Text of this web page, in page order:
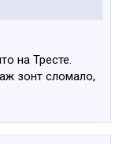
на Тресте.
зонт сломало,